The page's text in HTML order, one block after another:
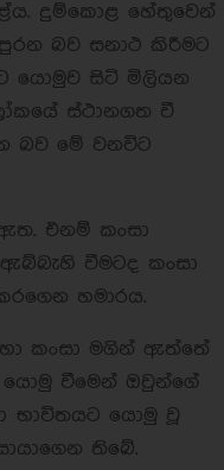
දුම්කොළ හේතුවෙන්
බව සනාථ කිරීමට
යොමුව සිටි මිලියන
ස්ථානගත වී
බව මේ වනවිට
එනම් කංසා
වීමටද කංසා
හමාරය.
කංසා මගින් ඇත්තේ
යොමු වීමෙන් ඔවුන්ගේ
භාවිතයට යොමු වූ
තිබේ.